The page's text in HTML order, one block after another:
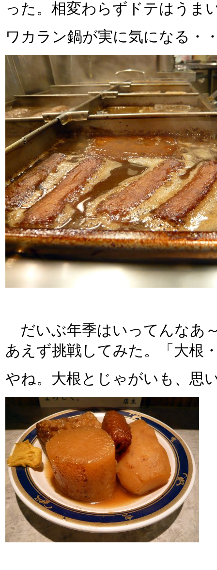
った。相変わらずドテはうま
ワカラン鍋が実に気になる・
だいぶ年季はいってんなあ
あえず挑戦してみた。「大根
やね。大根とじゃがいも、思